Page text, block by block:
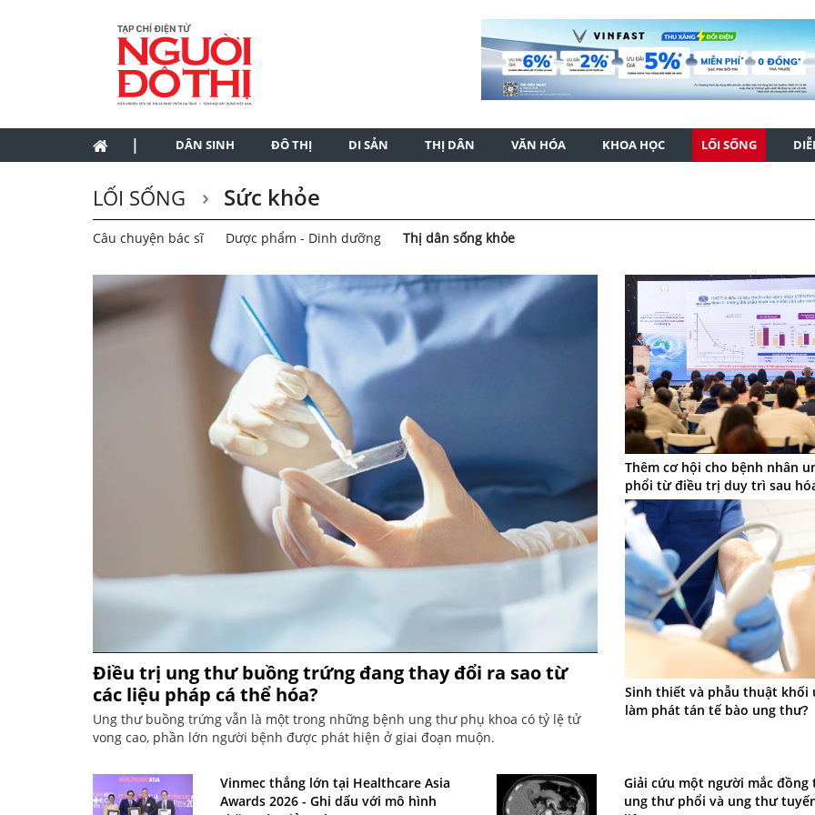
| DÂN SINH ĐÔ THỊ DI SẢN THỊ DÂN VĂN HÓA KHOA HỌC LỐI SỐNG
LỐI SỐNG Sức khỏe
Câu chuyện bác sĩ Dược phẩm - Dinh dưỡng Thị dân sống khỏe
Điều trị ung thư buồng trứng đang thay đổi ra sao từ
các liệu pháp cá thể hóa?
Ung thư buồng trứng vẫn là một trong những bệnh ung thư phụ khoa có tỷ lệ tử
vong cao, phần lớn người bệnh được phát hiện ở giai đoạn muộn.
Thêm cơ hội cho bệnh nhân
phổi từ điều trị duy trì sau
Sinh thiết và phẫu thuật khối
làm phát tán tế bào ung thư?
Vinmec thắng lớn tại Healthcare Asia
Awards 2026 - Ghi dấu với mô hình
Giải cứu một người mắc đồng
ung thư phổi và ung thư